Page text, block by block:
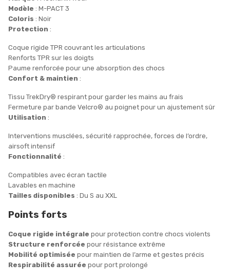
Modèle : M-PACT 3
Coloris : Noir
Protection :
Coque rigide TPR couvrant les articulations
Renforts TPR sur les doigts
Paume renforcée pour une absorption des chocs
Confort & maintien :
Tissu TrekDry® respirant pour garder les mains au frais
Fermeture par bande Velcro® au poignet pour un ajustement sûr
Utilisation :
Interventions musclées, sécurité rapprochée, forces de l’ordre,
airsoft intensif
Fonctionnalité :
Compatibles avec écran tactile
Lavables en machine
Tailles disponibles : Du S au XXL
Points forts
Coque rigide intégrale pour protection contre chocs violents
Structure renforcée pour résistance extrême
Mobilité optimisée pour maintien de l’arme et gestes précis
Respirabilité assurée pour port prolongé